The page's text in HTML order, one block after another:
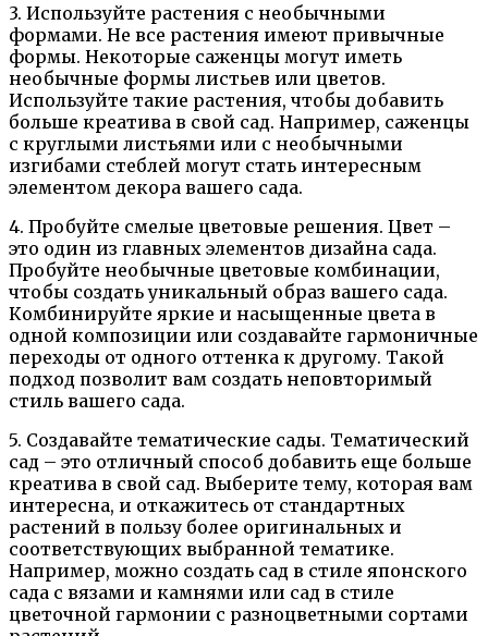
3. Используйте растения с необычными
формами. Не все растения имеют привычные
формы. Некоторые саженцы могут иметь
необычные формы листьев или цветов.
Используйте такие растения, чтобы добавить
больше креатива в свой сад. Например, саженцы
с круглыми листьями или с необычными
изгибами стеблей могут стать интересным
элементом декора вашего сада.
4. Пробуйте смелые цветовые решения. Цвет –
это один из главных элементов дизайна сада.
Пробуйте необычные цветовые комбинации,
чтобы создать уникальный образ вашего сада.
Комбинируйте яркие и насыщенные цвета в
одной композиции или создавайте гармоничные
переходы от одного оттенка к другому. Такой
подход позволит вам создать неповторимый
стиль вашего сада.
5. Создавайте тематические сады. Тематический
сад – это отличный способ добавить еще больше
креатива в свой сад. Выберите тему, которая вам
интересна, и откажитесь от стандартных
растений в пользу более оригинальных и
соответствующих выбранной тематике.
Например, можно создать сад в стиле японского
сада с вязами и камнями или сад в стиле
цветочной гармонии с разноцветными сортами